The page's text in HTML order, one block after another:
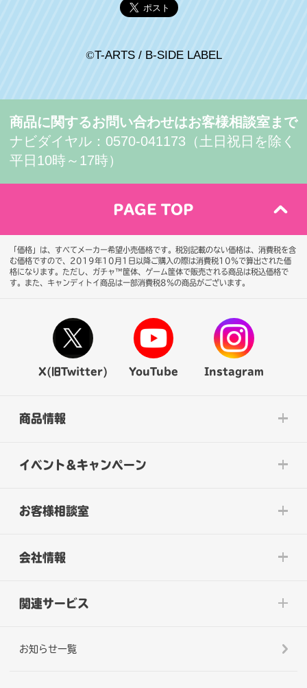
©T-ARTS / B-SIDE LABEL
商品に関するお問い合わせはお客様相談室まで
ナビダイヤル：0570-041173（土日祝日を除く
平日10時～17時）
PAGE TOP
「価格」は、すべてメーカー希望小売価格です。税別記載のない価格は、消費税を含
む価格ですので、2019年10月1日以降ご購入の際は消費税10％で算出された価
格になります。 ただし、ガチャ™筐体、ゲーム筐体で販売される商品は税込価格で
す。また、キャンディトイ商品は一部消費税8％の商品がございます。
X(旧Twitter) YouTube Instagram
商品情報
イベント&キャンペーン
お客様相談室
会社情報
関連サービス
お知らせ一覧